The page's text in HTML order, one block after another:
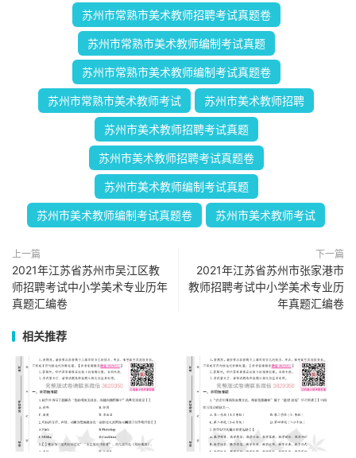
苏州市常熟市美术教师招聘考试真题卷
苏州市常熟市美术教师编制考试真题
苏州市常熟市美术教师编制考试真题卷
苏州市常熟市美术教师考试 苏州市美术教师招聘
苏州市美术教师招聘考试真题
苏州市美术教师招聘考试真题卷
苏州市美术教师编制考试真题
苏州市美术教师编制考试真题卷 苏州市美术教师考试
上一篇
2021年江苏省苏州市吴江区教
师招聘考试中小学美术专业历年
真题汇编卷
下一篇
2021年江苏省苏州市张家港市
教师招聘考试中小学美术专业历
年真题汇编卷
相关推荐